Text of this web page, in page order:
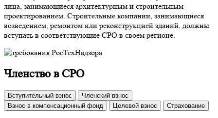
лица, занимающиеся архитектурным и строительным
проектированием. Строительные компании, занимающиеся
возведением, ремонтом или реконструкцией зданий, должны
вступать в соответствующие СРО в своем регионе.
Членство в СРО
Вступительный взнос
Членский взнос
Взнос в компенсационный фонд
Целевой взнос Страхование